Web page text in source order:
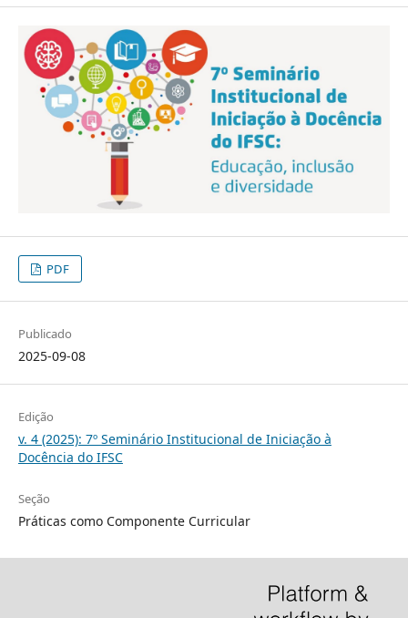
PDF
Publicado
2025-09-08
Edição
v. 4 (2025): 7º Seminário Institucional de Iniciação à
Docência do IFSC
Seção
Práticas como Componente Curricular